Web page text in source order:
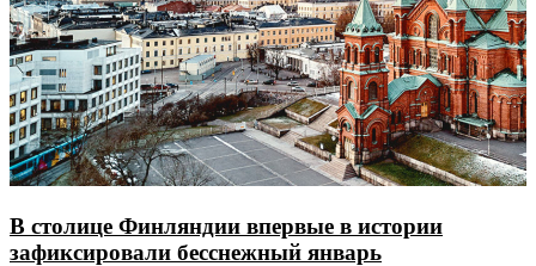
В столице Финляндии впервые в истории
зафиксировали бесснежный январь